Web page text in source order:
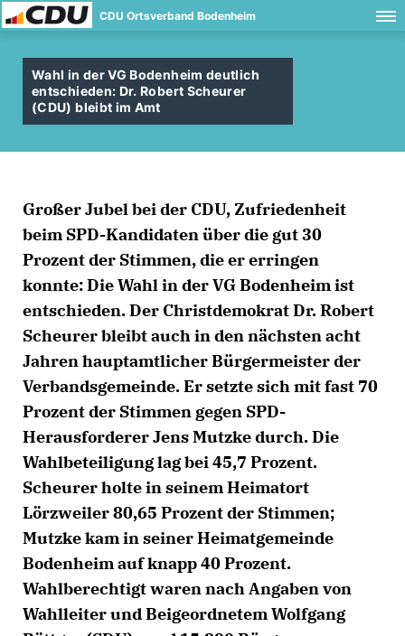
CDU Ortsverband Bodenheim
Wahl in der VG Bodenheim deutlich
entschieden: Dr. Robert Scheurer
(CDU) bleibt im Amt
Großer Jubel bei der CDU, Zufriedenheit
beim SPD-Kandidaten über die gut 30
Prozent der Stimmen, die er erringen
konnte: Die Wahl in der VG Bodenheim ist
entschieden. Der Christdemokrat Dr. Robert
Scheurer bleibt auch in den nächsten acht
Jahren hauptamtlicher Bürgermeister der
Verbandsgemeinde. Er setzte sich mit fast 70
Prozent der Stimmen gegen SPD-
Herausforderer Jens Mutzke durch. Die
Wahlbeteiligung lag bei 45,7 Prozent.
Scheurer holte in seinem Heimatort
Lörzweiler 80,65 Prozent der Stimmen;
Mutzke kam in seiner Heimatgemeinde
Bodenheim auf knapp 40 Prozent.
Wahlberechtigt waren nach Angaben von
Wahlleiter und Beigeordnetem Wolfgang